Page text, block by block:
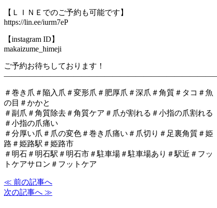
【ＬＩＮＥでのご予約も可能です】
https://lin.ee/iurm7eP
【instagram ID】
makaizume_himeji
ご予約お待ちしております！
＃巻き爪＃陥入爪＃変形爪＃肥厚爪＃深爪＃角質＃タコ＃魚
の目＃かかと
＃副爪＃角質除去＃角質ケア＃爪が割れる＃小指の爪割れる
＃小指の爪痛い
＃分厚い爪＃爪の変色＃巻き爪痛い＃爪切り＃足裏角質＃姫
路＃姫路駅＃姫路市
＃明石＃明石駅＃明石市＃駐車場＃駐車場あり＃駅近＃フッ
トケアサロン＃フットケア
≪ 前の記事へ
次の記事へ ≫